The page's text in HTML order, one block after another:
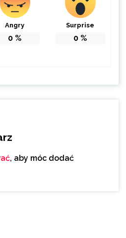
Angry
0 %
Surprise
0 %
, aby móc dodać